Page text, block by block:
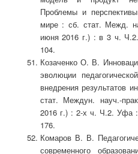
Проблемы и
мире : сб. стат. Межд.
июня 2016 г.) : в 3 ч.
104.
Козаченко О. В.
эволюции
внедрения результатов
стат. Междун. науч.-
2016 г.) : 2-х ч. Ч.2.
176.
Комаров В. В.
современного